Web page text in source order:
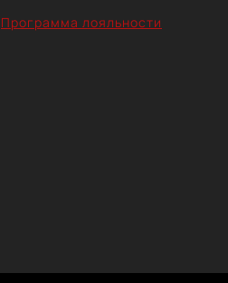
Программа лояльности